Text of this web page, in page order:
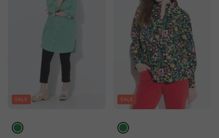
SALE SALE